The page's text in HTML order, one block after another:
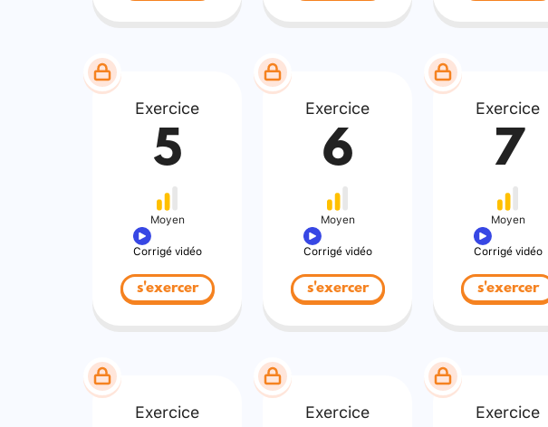
Exercice
5
Moyen
Corrigé vidéo
s'exercer
Exercice
6
Moyen
Corrigé vidéo
s'exercer
Exercice
7
Moyen
Corrigé vidéo
s'exercer
Exercice Exercice Exercice